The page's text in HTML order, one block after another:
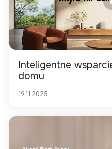
Inteligentne
domu
19.11.2025